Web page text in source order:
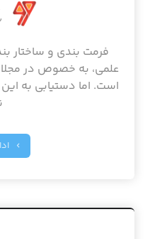
فرمت بندی و ساختار
علمی، به خصوص در
است. اما دستیابی به